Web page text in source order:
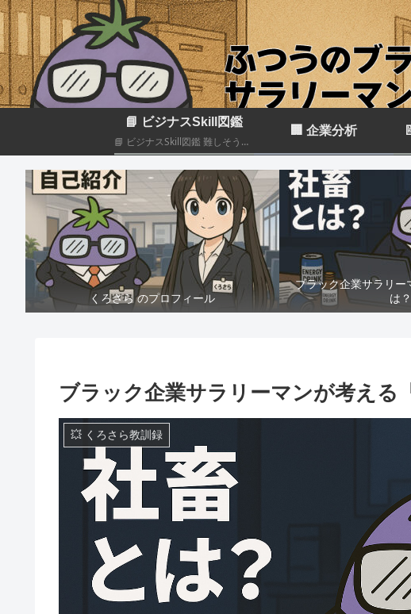
📘 ビジナスSkill図鑑
📘 ビジナスSkill図鑑 難しそうに見えるビジネススキルも、構造化して分解すれば実はカンタン！いろんなスキルの組み合わせだということがわかると思います このカテゴリでは仕事のスキルを“ナスでもわかる”レベルで図解＆やさしく柔らかく解説していきます🍆
🏢 企業分析
くろさら のプロフィール
ブラック企業サラリー
は？
ブラック企業サラリーマンが考える
💥 くろさら教訓録